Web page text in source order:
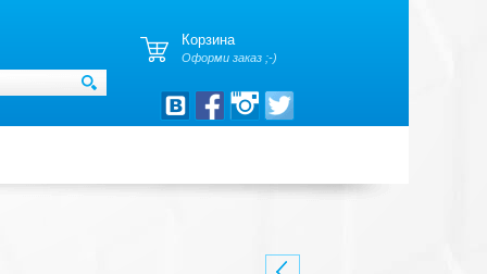
Корзина
Оформи заказ ;-)